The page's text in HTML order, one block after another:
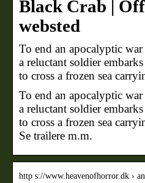
Black Crab |
websted
To end an apocalyptic war
a reluctant soldier
to cross a frozen sea
To end an apocalyptic war
a reluctant soldier
to cross a frozen sea
Se trailere m.m.
http s://www.heavenofhorror.dk ›